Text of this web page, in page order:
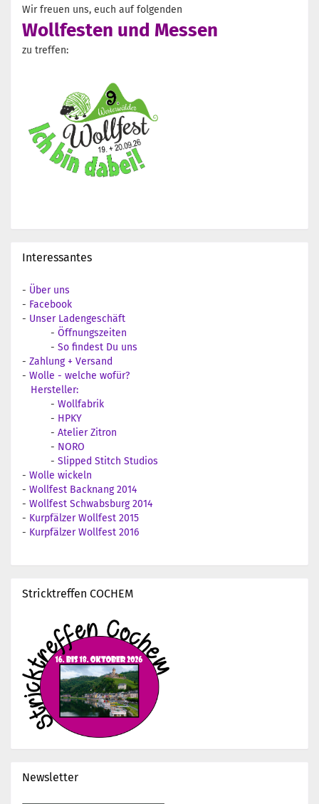
Wir freuen uns, euch auf folgenden
Wollfesten und Messen
zu treffen:
Interessantes
- Über uns
- Facebook
- Unser Ladengeschäft
- Öffnungszeiten
- So findest Du uns
- Zahlung + Versand
- Wolle - welche wofür?
Hersteller:
- Wollfabrik
- HPKY
- Atelier Zitron
- NORO
- Slipped Stitch Studios
- Wolle wickeln
- Wollfest Backnang 2014
- Wollfest Schwabsburg 2014
- Kurpfälzer Wollfest 2015
- Kurpfälzer Wollfest 2016
Stricktreffen COCHEM
Newsletter